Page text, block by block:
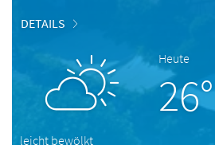
DETAILS
Heute
26°
leicht bewölkt